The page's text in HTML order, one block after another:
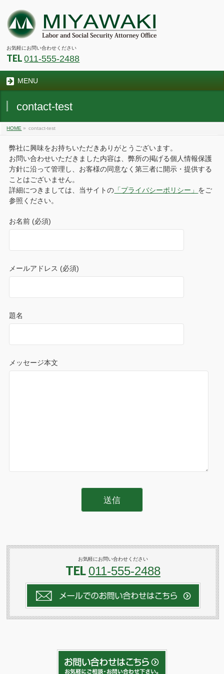
お気軽にお問い合わせください
TEL011-555-2488
MENU
contact-test
HOME » contact-test
弊社に興味をお持ちいただきありがとうございます。
お問い合わせいただきました内容は、弊所の掲げる個人情報保護
方針に沿って管理し、お客様の同意なく第三者に開示・提供する
ことはございません。
詳細につきましては、当サイトの 「プライバシーポリシー」 をご
参照ください。
お名前 (必須)
メールアドレス (必須)
題名
メッセージ本文
お気軽にお問い合わせください
TEL 011-555-2488